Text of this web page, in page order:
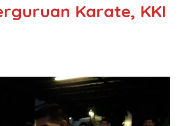
Karate, KKI